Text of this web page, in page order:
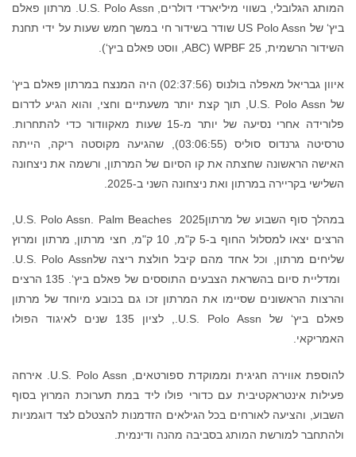
המותג הגלובלי, בשווי מיליארדי דולרים, U.S. Polo Assn. מרתון פאלם
ביץ‘ של US Polo Assn שודר בשידור חי במשך חמש שעות על ידי תחנת
השידור הרשמית, WPBF 25 (ABC, ווסט פאלם ביץ‘).
איוון גבריאל מאפלה בולנוס (02:37:56) היה המנצח במרתון פאלם ביץ‘
של U.S. Polo Assn, תוך קצת יותר משעתיים וחצי, והוא הגיע לדרום
פלורידה אחרי נסיעה של יותר מ-15 שעות מאקוודור כדי להתחרות.
טרסיטה גרנדוס סוליס (03:06:55), שהגיעה מקוסטה ריקה, הייתה
האישה הראשונה שחצתה את קו הסיום של המרתון, ורשמה את ניצחונה
השלישי בקריירה במרתון ואת ניצחונה השני ב-2025.
במהלך סוף השבוע של מרתוןU.S. Polo Assn. Palm Beaches 2025,
הרצים יצאו למסלול החוף ב-5 ק"מ, 10 ק"מ, חצי מרתון, מרתון ומרוץ
שליחים מרתון, וכל אחד מהם קיבל חולצת ריצה שלU.S. Polo Assn.
ומדליית סיום בהשראת הצבעים התוססים של פאלם ביץ‘. 135 הרצים
והרצות הראשונים שסיימו את המרתון זכו גם בכובע מיוחד של מרתון
פאלם ביץ‘ של U.S. Polo Assn., לציון 135 שנים לאיגוד הפולו
האמריקאי.
להוספת אווירה חגיגית וממוקדת ספורטאים, U.S. Polo Assn. אירחה
פעילות אינטראקטיבית עם כדורי פולו ליד במת תערוכת המרוץ בסוף
השבוע, והציעה לאורחים בכל הגילאים הזדמנות להצטלם לצד דוגמניות
ולהתחבר למורשת המותג בסביבה מהנה ודינמית.